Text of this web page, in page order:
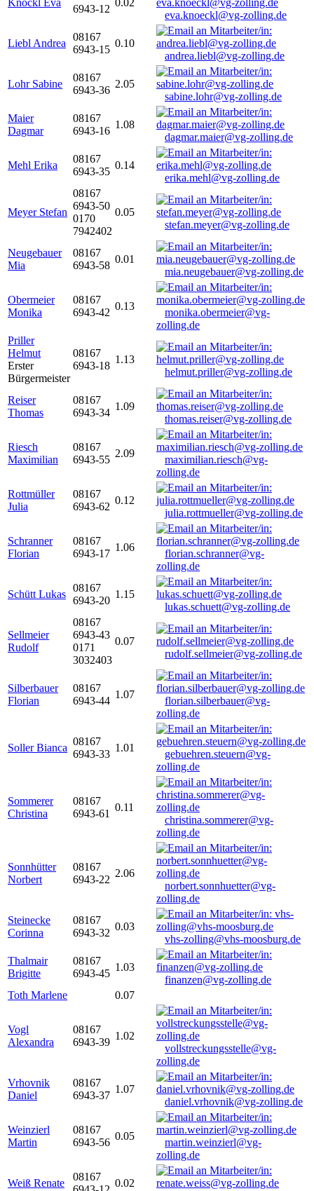
Knöckl Eva
6943-12
0.02
eva.knoeckl@vg-zolling.de
Liebl Andrea
08167
6943-15
0.10
andrea.liebl@vg-zolling.de
Lohr Sabine
08167
6943-36
2.05
sabine.lohr@vg-zolling.de
Maier
Dagmar
08167
6943-16
1.08
dagmar.maier@vg-zolling.de
Mehl Erika
08167
6943-35
0.14
erika.mehl@vg-zolling.de
Meyer Stefan
08167
6943-50
0170
7942402
0.05
stefan.meyer@vg-zolling.de
Neugebauer
Mia
08167
6943-58
0.01
mia.neugebauer@vg-zolling.de
Obermeier
Monika
08167
6943-42
0.13
monika.obermeier@vg-
zolling.de
Priller
Helmut
Erster
Bürgermeister
08167
6943-18
1.13
helmut.priller@vg-zolling.de
Reiser
Thomas
08167
6943-34
1.09
thomas.reiser@vg-zolling.de
Riesch
Maximilian
08167
6943-55
2.09
maximilian.riesch@vg-
zolling.de
Rottmüller
Julia
08167
6943-62
0.12
julia.rottmueller@vg-zolling.de
Schranner
Florian
08167
6943-17
1.06
florian.schranner@vg-
zolling.de
Schütt Lukas
08167
6943-20
1.15
lukas.schuett@vg-zolling.de
Sellmeier
Rudolf
08167
6943-43
0171
3032403
0.07
rudolf.sellmeier@vg-zolling.de
Silberbauer
Florian
08167
6943-44
1.07
florian.silberbauer@vg-
zolling.de
Soller Bianca
08167
6943-33
1.01
gebuehren.steuern@vg-
zolling.de
Sommerer
Christina
08167
6943-61
0.11
christina.sommerer@vg-
zolling.de
Sonnhütter
Norbert
08167
6943-22
2.06
norbert.sonnhuetter@vg-
zolling.de
Steinecke
Corinna
08167
6943-32
0.03
vhs-zolling@vhs-moosburg.de
Thalmair
Brigitte
08167
6943-45
1.03
finanzen@vg-zolling.de
Toth Marlene
0.07
Vogl
Alexandra
08167
6943-39
1.02
vollstreckungsstelle@vg-
zolling.de
Vrhovnik
Daniel
08167
6943-37
1.07
daniel.vrhovnik@vg-zolling.de
Weinzierl
Martin
08167
6943-56
0.05
martin.weinzierl@vg-
zolling.de
Weiß Renate
08167
0.02